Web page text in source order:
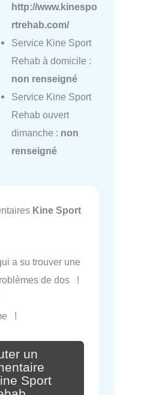
http://www.kinespo
rtrehab.com/
Service Kine Sport
Rehab à domicile :
non renseigné
Service Kine Sport
Rehab ouvert
dimanche : non
renseigné
Kine Sport
a su trouver une
de dos !
!
un
Sport